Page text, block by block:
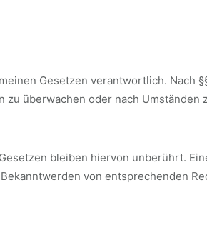
Gesetzen verantwortlich. Nach
überwachen oder nach Umständen
bleiben hiervon unberührt.
von entsprechenden